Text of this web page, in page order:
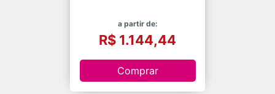
a partir de:
R$ 1.144,44
Comprar